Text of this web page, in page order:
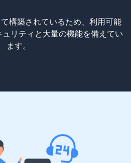
構築されているため、利用可能
リティと大量の機能を備えてい
ます。